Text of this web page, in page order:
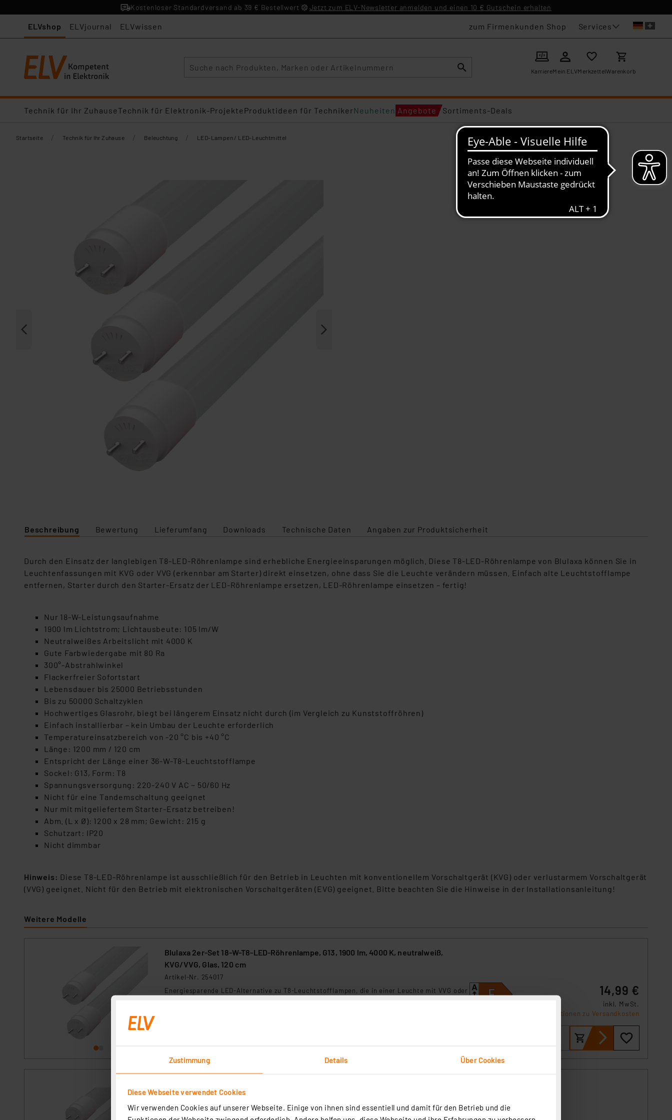
Zustimmung Details Über Cookies
Diese Webseite verwendet Cookies
Wir verwenden Cookies auf unserer Webseite. Einige von ihnen sind essentiell und damit für den Betrieb und die
Kostenloser Standardversand ab 39 € Bestellwert Jetzt zum ELV-Newsletter anmelden und einen 10 € Gutschein erhalten
ELVshop ELVjournal ELVwissen zum Firmenkunden Shop Services
KarriereMein ELVMerkzettelWarenkorb
Technik für Ihr ZuhauseTechnik für Elektronik-ProjekteProduktideen für TechnikerNeuheiten Angebote Sortiments-Deals
Startseite / Technik für Ihr Zuhause / Beleuchtung / LED-Lampen / LED-Leuchtmittel
Beschreibung Bewertung Lieferumfang Downloads Technische Daten Angaben zur Produktsicherheit
Durch den Einsatz der langlebigen T8-LED-Röhrenlampe sind erhebliche Energieeinsparungen möglich. Diese T8-LED-Röhrenlampe von Blulaxa können Sie in
Leuchtenfassungen mit KVG oder VVG (erkennbar am Starter) direkt einsetzen, ohne dass Sie die Leuchte verändern müssen. Einfach alte Leuchtstofflampe
entfernen, Starter durch den Starter-Ersatz der LED-Röhrenlampe ersetzen, LED-Röhrenlampe einsetzen – fertig!
Nur 18-W-Leistungsaufnahme
1900 lm Lichtstrom; Lichtausbeute: 105 lm/W
Neutralweißes Arbeitslicht mit 4000 K
Gute Farbwiedergabe mit 80 Ra
300°-Abstrahlwinkel
Flackerfreier Sofortstart
Lebensdauer bis 25000 Betriebsstunden
Bis zu 50000 Schaltzyklen
Hochwertiges Glasrohr, biegt bei längerem Einsatz nicht durch (im Vergleich zu Kunststoffröhren)
Einfach installierbar – kein Umbau der Leuchte erforderlich
Temperatureinsatzbereich von -20 °C bis +40 °C
Länge: 1200 mm / 120 cm
Entspricht der Länge einer 36-W-T8-Leuchtstofflampe
Sockel: G13, Form: T8
Spannungsversorgung: 220-240 V AC ~ 50/60 Hz
Nicht für eine Tandemschaltung geeignet
Nur mit mitgeliefertem Starter-Ersatz betreiben!
Abm. (L x Ø): 1200 x 28 mm; Gewicht: 215 g
Schutzart: IP20
Nicht dimmbar
Hinweis: Diese T8-LED-Röhrenlampe ist ausschließlich für den Betrieb in Leuchten mit konventionellem Vorschaltgerät (KVG) oder verlustarmem Vorschaltgerät
(VVG) geeignet. Nicht für den Betrieb mit elektronischen Vorschaltgeräten (EVG) geeignet. Bitte beachten Sie die Hinweise in der Installationsanleitung!
Weitere Modelle
Blulaxa 2er-Set 18-W-T8-LED-Röhrenlampe, G13, 1900 lm, 4000 K, neutralweiß,
KVG/VVG, Glas, 120 cm
Artikel-Nr. 254017
Energiesparende LED-Alternative zu T8-Leuchtstofflampen, die in einer Leuchte mit VVG oder
14,99 €
inkl. MwSt.
Informationen zu Versandkosten
KVG/VVG, EEK A, 120 cm
Artikel-Nr. 254031